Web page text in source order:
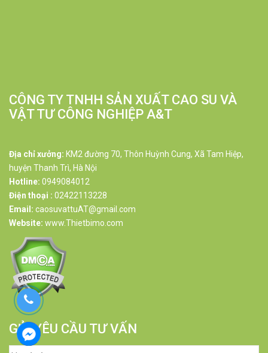
CÔNG TY TNHH SẢN XUẤT CAO SU VÀ
VẬT TƯ CÔNG NGHIỆP A&T
Địa chỉ xưởng: KM2 đường 70, Thôn Huỳnh Cung, Xã Tam Hiệp,
huyện Thanh Trì, Hà Nội
Hotline: 0949084012
Điện thoại : 02422113228
Email: caosuvattuAT@gmail.com
Website: www.Thietbimo.com
GỬI YÊU CẦU TƯ VẤN